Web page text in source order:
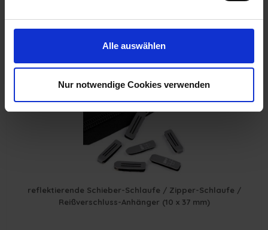
Alle auswählen
Nur notwendige Cookies verwenden
ab 2,00 € *
2 Motive zur Auswahl
reflektierende Schieber-Schlaufe / Zipper-Schlaufe /
Reißverschluss-Anhänger (10 x 37 mm)